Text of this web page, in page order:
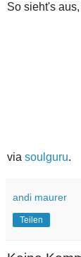
So sieht's
via soulguru.
andi maurer
Teilen